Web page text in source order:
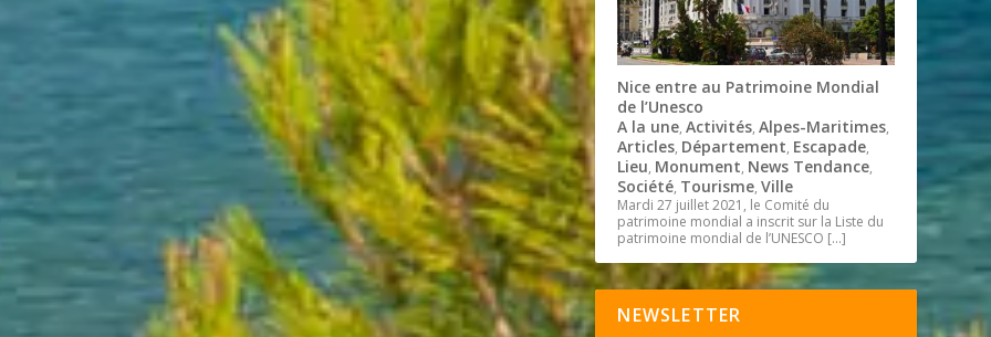
Nice entre au Patrimoine Mondial
de l’Unesco
A la une,Activités,Alpes-Maritimes,
Articles, Département, Escapade,
Lieu, Monument, News Tendance,
Société, Tourisme,Ville
Mardi 27 juillet 2021, le Comité du
patrimoine mondial a inscrit sur la Liste du
patrimoine mondial de l’UNESCO […]
NEWSLETTER